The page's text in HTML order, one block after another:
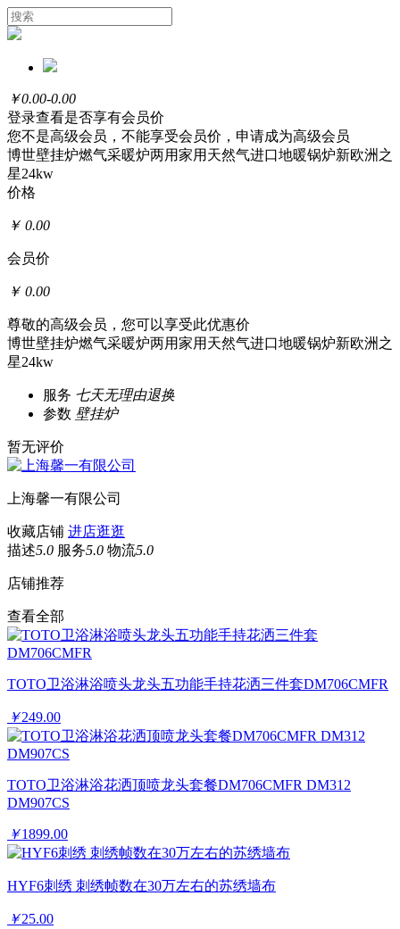
￥0.00-0.00
登录查看是否享有会员价
您不是高级会员，不能享受会员价， 申请成为高级会员
博世壁挂炉燃气采暖炉两用家用天然气进口地暖锅炉新欧洲之
星24kw
价格
￥ 0.00
会员价
￥ 0.00
尊敬的高级会员，您可以享受此优惠价
博世壁挂炉燃气采暖炉两用家用天然气进口地暖锅炉新欧洲之
星24kw
服务 七天无理由退换
参数 壁挂炉
暂无评价
上海馨一有限公司
收藏店铺 进店逛逛
描述5.0 服务5.0 物流5.0
店铺推荐
查看全部
TOTO卫浴淋浴喷头龙头五功能手持花洒三件套DM706CMFR
￥249.00
TOTO卫浴淋浴花洒顶喷龙头套餐DM706CMFR DM312
DM907CS
￥1899.00
HYF6刺绣 刺绣帧数在30万左右的苏绣墙布
￥25.00